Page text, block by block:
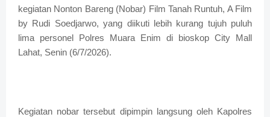
kegiatan Nonton Bareng (Nobar) Film Tanah Runtuh, A Film
by Rudi Soedjarwo, yang diikuti lebih kurang tujuh puluh
lima personel Polres Muara Enim di bioskop City Mall
Lahat, Senin (6/7/2026).
Kegiatan nobar tersebut dipimpin langsung oleh Kapolres